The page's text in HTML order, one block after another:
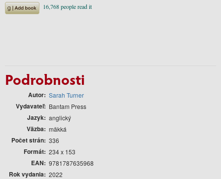
Podrobnosti
Autor Sarah Turner
Vydavateľ Bantam Press
Jazyk anglický
Väzba mäkká
Počet strán 336
Formát 234 x 153
EAN 9781787635968
Rok vydania 2022